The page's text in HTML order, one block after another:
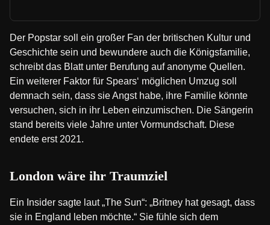
Der Popstar soll ein großer Fan der britischen Kultur und
Geschichte sein und bewundere auch die Königsfamilie,
schreibt das Blatt unter Berufung auf anonyme Quellen.
Ein weiterer Faktor für Spears‘ möglichen Umzug soll
demnach sein, dass sie Angst habe, ihre Familie könnte
versuchen, sich in ihr Leben einzumischen. Die Sängerin
stand bereits viele Jahre unter Vormundschaft. Diese
endete erst 2021.
London wäre ihr Traumziel
Ein Insider sagte laut „The Sun“: „Britney hat gesagt, dass
sie in England leben möchte.“ Sie fühle sich dem